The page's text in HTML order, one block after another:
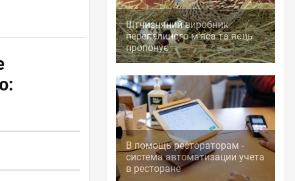
Вітчизняний виробник
перепелиного м'яса та яєць
пропонує
В помощь рестораторам -
система автоматизации учета
в ресторане